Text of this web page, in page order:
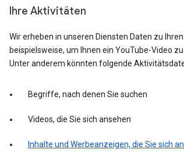
Ihre Aktivitäten
Wir erheben in unseren Diensten Daten zu
beispielsweise, um Ihnen ein YouTube-Video
Unter anderem könnten folgende
Begriffe, nach denen Sie suchen
Videos, die Sie sich ansehen
Inhalte und Werbeanzeigen, die Sie sich